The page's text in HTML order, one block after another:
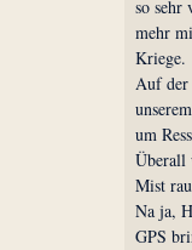
so sehr
mehr
Kriege.
Auf der
um
Überall
Mist
Na ja,
GPS